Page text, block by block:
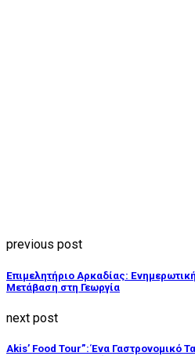
previous post
Επιμελητήριο Αρκαδίας:
Μετάβαση στη Γεωργία
next post
Akis’ Food Tour”: Ένα Γαστρονομικό